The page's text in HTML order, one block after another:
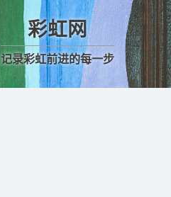
彩虹网
记录彩虹前进的每一步